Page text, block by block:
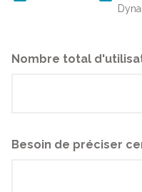
Nombre total
Besoin de préciser